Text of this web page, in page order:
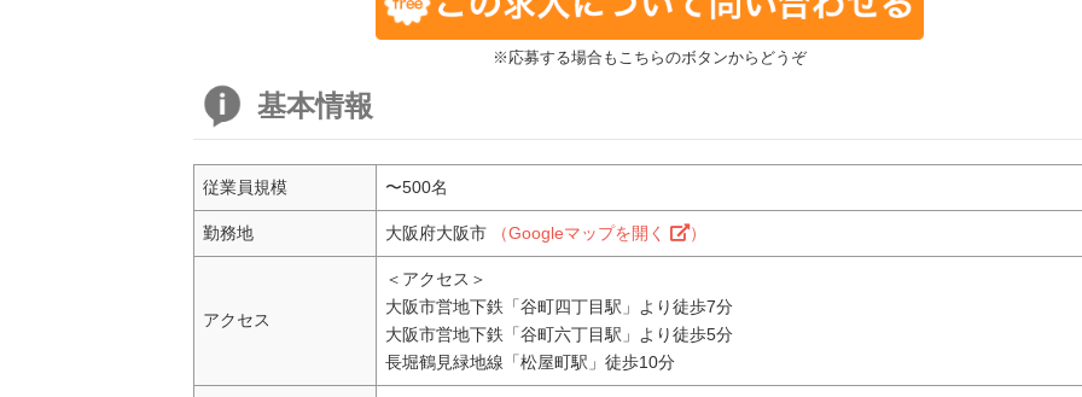
※応募する場合もこちらのボタンからどうぞ
基本情報
従業員規模 〜500名
勤務地 大阪府大阪市 （Googleマップを開く ）
アクセス
＜アクセス＞
大阪市営地下鉄「谷町四丁目駅」より徒歩7分
大阪市営地下鉄「谷町六丁目駅」より徒歩5分
長堀鶴見緑地線「松屋町駅」徒歩10分